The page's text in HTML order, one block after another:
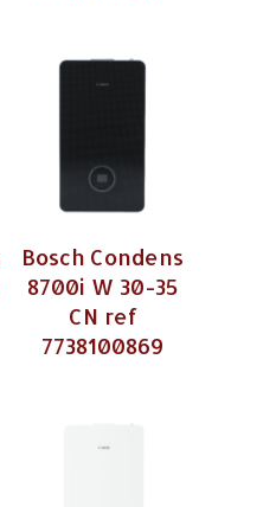
Bosch Condens
8700i W 30-35
CN ref
7738100869